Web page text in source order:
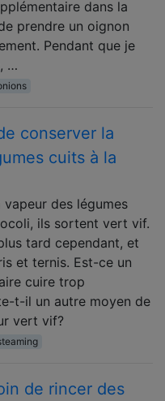
dans la
prendre un oignon
Pendant que je
…
conserver la
cuits à la
des légumes
ils sortent vert vif.
tard cependant, et
et ternis. Est-ce un
cuire trop
t-il un autre moyen de
vert vif?
de rincer des